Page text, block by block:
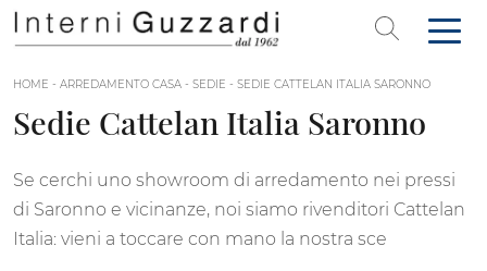
HOME - ARREDAMENTO CASA - SEDIE - SEDIE CATTELAN ITALIA SARONNO
Sedie Cattelan Italia Saronno
Se cerchi uno showroom di arredamento nei pressi
di Saronno e vicinanze, noi siamo rivenditori Cattelan
Italia: vieni a toccare con mano la nostra sce